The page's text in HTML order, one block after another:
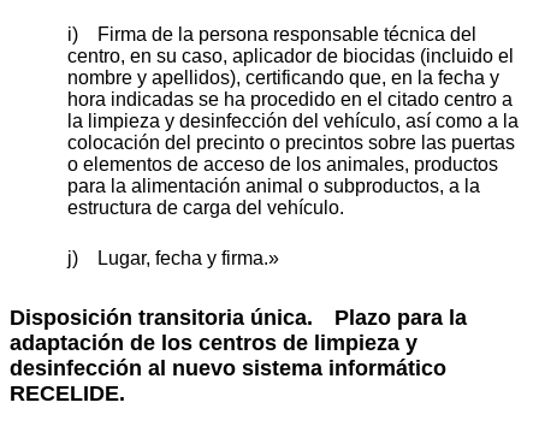
i) Firma de la persona responsable técnica del
centro, en su caso, aplicador de biocidas (incluido el
nombre y apellidos), certificando que, en la fecha y
hora indicadas se ha procedido en el citado centro a
la limpieza y desinfección del vehículo, así como a la
colocación del precinto o precintos sobre las puertas
o elementos de acceso de los animales, productos
para la alimentación animal o subproductos, a la
estructura de carga del vehículo.
j) Lugar, fecha y firma.»
Disposición transitoria única. Plazo para la
adaptación de los centros de limpieza y
desinfección al nuevo sistema informático
RECELIDE.